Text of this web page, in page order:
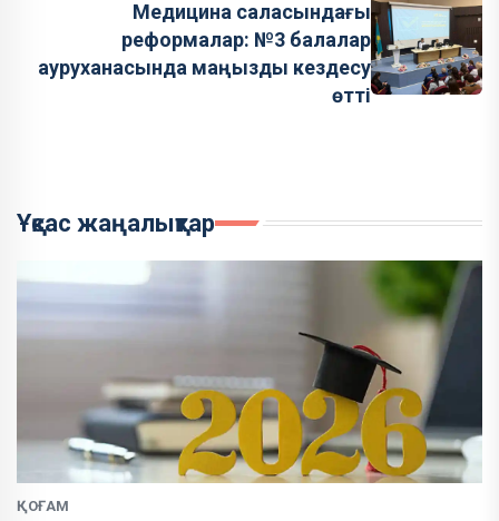
Медицина саласындағы
реформалар: №3 балалар
ауруханасында маңызды кездесу
өтті
Ұқсас жаңалықтар
ҚОҒАМ